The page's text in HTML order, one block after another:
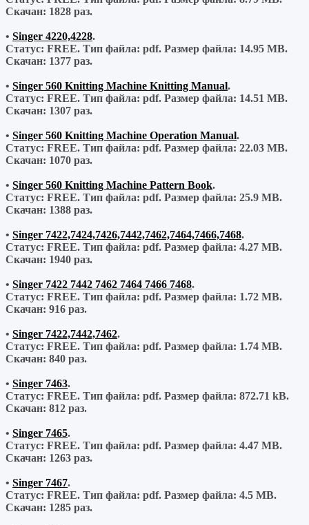
Скачан: 1828 раз.
• Singer 4220,4228.
Статус: FREE. Тип файла: pdf. Размер файла: 14.95 MB.
Скачан: 1377 раз.
• Singer 560 Knitting Machine Knitting Manual.
Статус: FREE. Тип файла: pdf. Размер файла: 14.51 MB.
Скачан: 1307 раз.
• Singer 560 Knitting Machine Operation Manual.
Статус: FREE. Тип файла: pdf. Размер файла: 22.03 MB.
Скачан: 1070 раз.
• Singer 560 Knitting Machine Pattern Book.
Статус: FREE. Тип файла: pdf. Размер файла: 25.9 MB.
Скачан: 1388 раз.
• Singer 7422,7424,7426,7442,7462,7464,7466,7468.
Статус: FREE. Тип файла: pdf. Размер файла: 4.27 MB.
Скачан: 1940 раз.
• Singer 7422 7442 7462 7464 7466 7468.
Статус: FREE. Тип файла: pdf. Размер файла: 1.72 MB.
Скачан: 916 раз.
• Singer 7422,7442,7462.
Статус: FREE. Тип файла: pdf. Размер файла: 1.74 MB.
Скачан: 840 раз.
• Singer 7463.
Статус: FREE. Тип файла: pdf. Размер файла: 872.71 kB.
Скачан: 812 раз.
• Singer 7465.
Статус: FREE. Тип файла: pdf. Размер файла: 4.47 MB.
Скачан: 1263 раз.
• Singer 7467.
Статус: FREE. Тип файла: pdf. Размер файла: 4.5 MB.
Скачан: 1285 раз.